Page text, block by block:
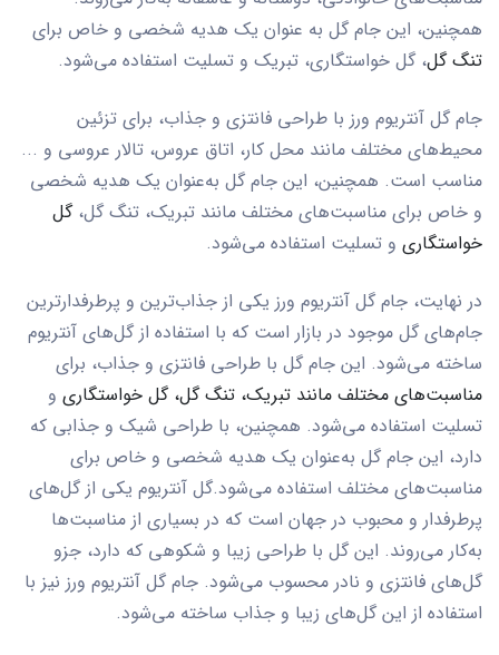
همچنین، این جام گل به عنوان یک هدیه شخصی و خاص برای
تنگ گل، گل خواستگاری، تبریک و تسلیت استفاده می‌شود.
جام گل آنتریوم ورز با طراحی فانتزی و جذاب، برای تزئین
محیط‌های مختلف مانند محل کار، اتاق عروس، تالار عروسی و ...
مناسب است. همچنین، این جام گل به‌عنوان یک هدیه شخصی
و خاص برای مناسبت‌های مختلف مانند تبریک، تنگ گل،گل
خواستگاری و تسلیت استفاده می‌شود.
در نهایت، جام گل آنتریوم ورز یکی از جذاب‌ترین و پرطرفدارترین
جام‌های گل موجود در بازار است که با استفاده از گل‌های آنتریوم
ساخته می‌شود. این جام گل با طراحی فانتزی و جذاب، برای
مناسبت‌های مختلف مانند تبریک، تنگ گل، گل خواستگاری و
تسلیت استفاده می‌شود. همچنین، با طراحی شیک و جذابی که
دارد، این جام گل به‌عنوان یک هدیه شخصی و خاص برای
مناسبت‌های مختلف استفاده می‌شود.گل آنتریوم یکی از گل‌های
پرطرفدار و محبوب در جهان است که در بسیاری از مناسبت‌ها
به‌کار می‌روند. این گل با طراحی زیبا و شکوهی که دارد، جزو
گل‌های فانتزی و نادر محسوب می‌شود. جام گل آنتریوم ورز نیز با
استفاده از این گل‌های زیبا و جذاب ساخته می‌شود.